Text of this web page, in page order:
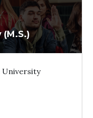
University